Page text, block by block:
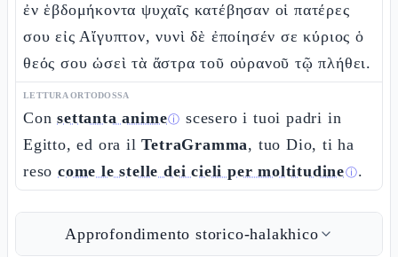
ἐν ἑβδομήκοντα ψυχαῖς κατέβησαν οἱ πατέρες
σου εἰς Αἴγυπτον, νυνὶ δὲ ἐποίησέν σε κύριος ὁ
θεός σου ὡσεὶ τὰ ἄστρα τοῦ οὐρανοῦ τῷ πλήθει.
LETTURA ORTODOSSA
Consettanta animeⓘ scesero i tuoi padri in
Egitto, ed ora ilTetraGramma, tuo Dio, ti ha
reso come le stelle dei cieli per moltitudineⓘ.
Approfondimento storico-halakhico